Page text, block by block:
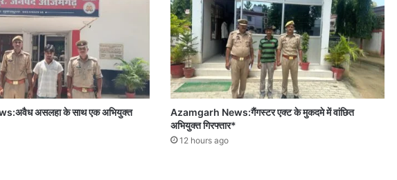
असलहा के साथ एक अभियुक्त
Azamgarh News:गैंगस्टर एक्ट के मुकदमे में वांछित
अभियुक्त गिरफ्तार*
12 hours ago